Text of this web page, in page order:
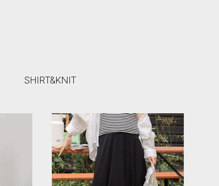
SHIRT&KNIT